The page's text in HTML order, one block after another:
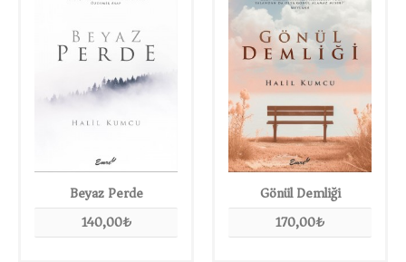
Beyaz Perde
140,00₺
Gönül Demliği
170,00₺